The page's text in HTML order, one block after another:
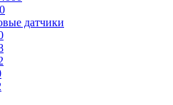
датчики